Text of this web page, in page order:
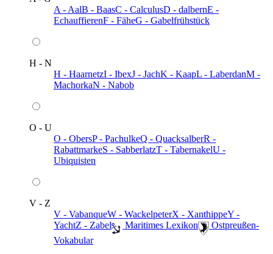
A - AalB - BaasC - CalculusD - dalbernE -
EchauffierenF - FäheG - Gabelfrühstück
H - N
H - HaarnetzI - IbexJ - JachK - KaapL - LaberdanM -
MachorkaN - Nabob
O - U
O - ObersP - PachulkeQ - QuacksalberR -
RabattmarkeS - SabberlatzT - TabernakelU -
Ubiquisten
V - Z
V - VabanqueW - WackelpeterX - XanthippeY -
YachtZ - Zabel ️ Maritimes Lexikon
️ Ostpreußen-
Vokabular